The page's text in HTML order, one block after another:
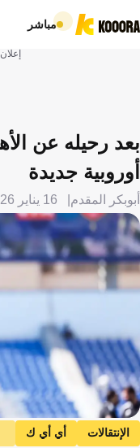
مباشر
إعلان
بعد رحيله عن
أوروبية جديدة
أبوبكر المقدم 16 يناير 2026
الإنتقالات أي أي ك